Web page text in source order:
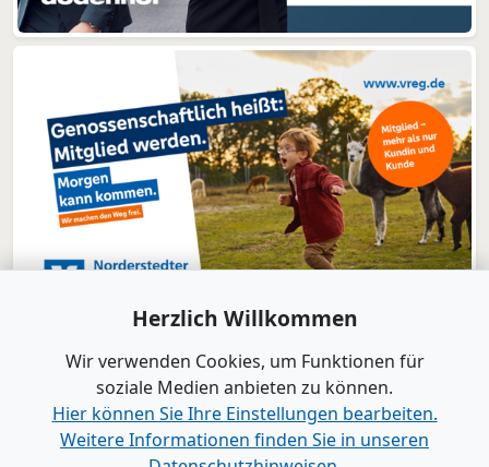
Herzlich Willkommen
Wir verwenden Cookies, um Funktionen für
soziale Medien anbieten zu können.
Hier können Sie Ihre Einstellungen bearbeiten.
Weitere Informationen finden Sie in unseren